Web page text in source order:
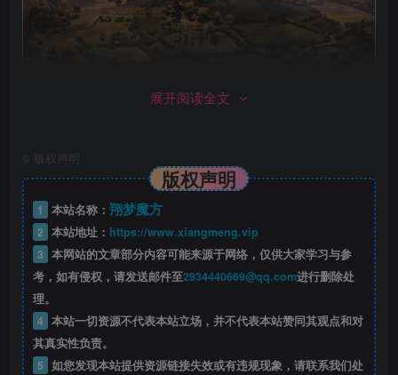
雇佣兵进行求富求名的危险任务，招募具有许多独特的专
长、技能组合、武器偏好和个性的新同伴。
通过直观的RPG进程和制作系统以自定义团队的技能、
设备和外观，同时用奢侈品、工具和设备来升级营地，使团
队从每天带来的艰难任务中舒缓并恢复。
展开阅读全文
版权声明
版权声明
1 本站名称： 翔梦魔方
2 本站地址： https://www.xiangmeng.vip
3 本网站的文章部分内容可能来源于网络，仅供大家学习与参
考，如有侵权，请发送邮件至2934440669@qq.com进行删除处
理。
4 本站一切资源不代表本站立场，并不代表本站赞同其观点和对
其真实性负责。
5 如您发现本站提供资源链接失效或有违规现象，请联系我们处